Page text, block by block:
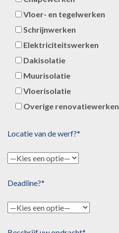
Vloer- en tegelwerken
Schrijnwerken
Elektriciteitswerken
Dakisolatie
Muurisolatie
Vloerisolatie
Overige renovatiewerken
Locatie van de werf?*
Deadline?*